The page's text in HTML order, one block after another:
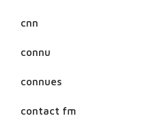
cnn
connu
connues
contact fm